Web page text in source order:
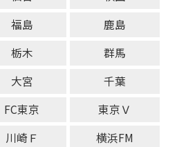
福島
鹿島
栃木
群馬
大宮
千葉
FC東京
東京Ｖ
川崎Ｆ
横浜FM